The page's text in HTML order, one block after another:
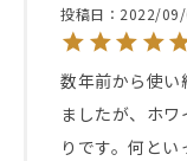
投稿日
2022/
数年前から使い
ましたが、ホ
りです。何とい